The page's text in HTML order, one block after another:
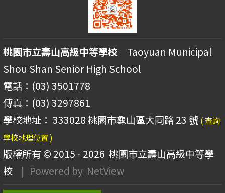
桃園市立壽山高級中等學校 Taoyuan Municipal
Shou Shan Senior High School
電話：(03) 3501778
傳真：(03) 3297861
學校地址： 333028 桃園市龜山區大同路 23 號 ( 查詢
學校地理位置 )
版權所有 © 2015 - 2026 桃園市立壽山高級中等學
校
| Powered by NetView